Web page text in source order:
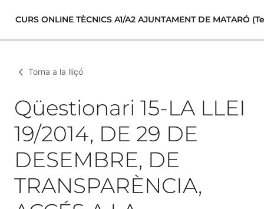
CURS ONLINE TÈCNICS A1/A2 AJUNTAMENT DE MATARÓ
Torna a la lliçó
Qüestionari 15-LA LLEI
19/2014, DE 29 DE
DESEMBRE, DE
TRANSPARÈNCIA,